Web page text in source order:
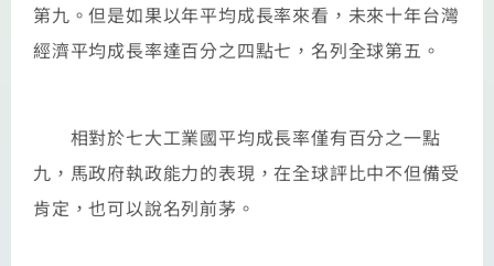
第九。但是如果以年平均成長率來看，未來十年台灣
經濟平均成長率達百分之四點七，名列全球第五。
相對於七大工業國平均成長率僅有百分之一點
九，馬政府執政能力的表現，在全球評比中不但備受
肯定，也可以說名列前茅。